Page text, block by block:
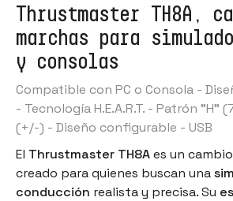
Thrustmaster TH8A,
marchas para
y consolas
Compatible con PC o Consola -
- Tecnología H.E.A.R.T. - Patrón "H"
(+/-) - Diseño configurable - USB
El Thrustmaster TH8Aes un
creado para quienes buscan una
conducción realista y precisa. Su